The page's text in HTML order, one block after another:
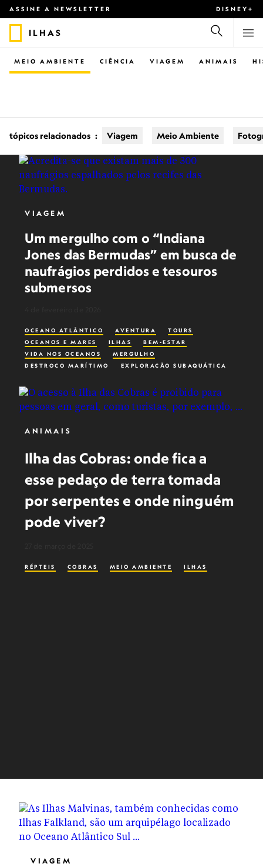
ASSINE A NEWSLETTER DISNEY+
ILHAS
CIÊNCIA VIAGEM ANIMAIS
MEIO AMBIENTE
tópicos relacionados : Viagem Meio Ambiente
VIAGEM
Um mergulho com o “Indiana
Jones das Bermudas” em busca de
naufrágios perdidos e tesouros
submersos
OCEANO ATLÂNTICO AVENTURA
TOURS
OCEANOS E MARES
ILHAS
BEM-ESTAR
VIDA NOS OCEANOS
MERGULHO
DESTROÇO MARÍTIMO
EXPLORAÇÃO SUBAQUÁTICA
ANIMAIS
Ilha das Cobras: onde fica a
esse pedaço de terra tomada
por serpentes e onde ninguém
pode viver?
RÉPTEIS COBRAS MEIO AMBIENTE ILHAS
VIAGEM